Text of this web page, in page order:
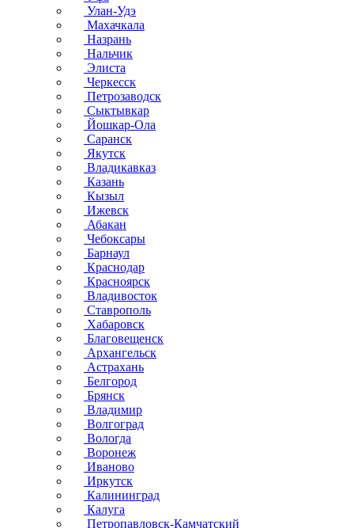
Улан-Удэ
Махачкала
Назрань
Нальчик
Элиста
Черкесск
Петрозаводск
Сыктывкар
Йошкар-Ола
Саранск
Якутск
Владикавказ
Казань
Кызыл
Ижевск
Абакан
Чебоксары
Барнаул
Краснодар
Красноярск
Владивосток
Ставрополь
Хабаровск
Благовещенск
Архангельск
Астрахань
Белгород
Брянск
Владимир
Волгоград
Вологда
Воронеж
Иваново
Иркутск
Калининград
Калуга
Петропавловск-Камчатский